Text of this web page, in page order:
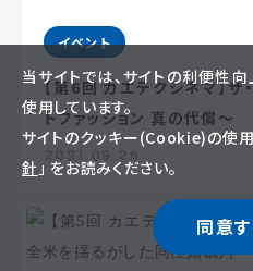
イベント
【第6回 カエテクシネマ】ザ
トファッション 真の代償～
当サイトでは、サイトの利便性
使用しています。
サイトのクッキー(Cookie)の使用
針」 をお読みください。
同意